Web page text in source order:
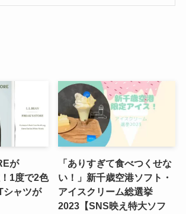
が
1度で2色
シャツが
「ありすぎて食べつくせな
い！」新千歳空港ソフト・
アイスクリーム総選挙
2023【SNS映え特大ソフ